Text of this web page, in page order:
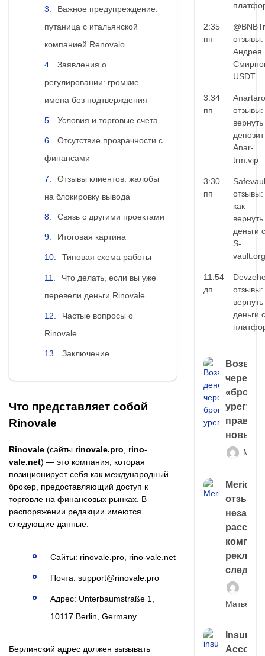
Важное предупреждение:
путаница с итальянской
компанией Renovalo
Заявления о
регулировании: громкие
имена без подтверждения
Условия и торговые счета
Отсутствие прозрачности с
финансами
Отзывы клиентов: жалобы
на блокировку вывода
Связь с другими проектами
Итоговая картина
Типовая схема работы
Что делать, если вы уже
перевели деньги Rinovale
Частые вопросы о
Rinovale
Заключение
Что представляет собой
Rinovale
Rinovale (сайты rinovale.pro
rino-
vale.net) — это компания, которая
позиционирует себя как международный
брокер, предоставляющий доступ к
торговле на финансовых рынках. В
распоряжении редакции имеются
следующие данные:
Сайты: rinovale.pro, rino-vale.net
Почта: support@rinovale.pro
Адрес: Unterbaumstraße 1,
10117 Berlin, Germany
Берлинский адрес должен вызывать
2:35
пп
Андрея
USDT
3:34
пп
отзывы:
вернуть
Anar-
trm.vip
3:30
пп
отзывы:
как
вернуть
деньги с
S-
vault.org
11:54
дп
отзывы:
вернуть
деньги с
через
правда
новый
следа
Матвей
Account